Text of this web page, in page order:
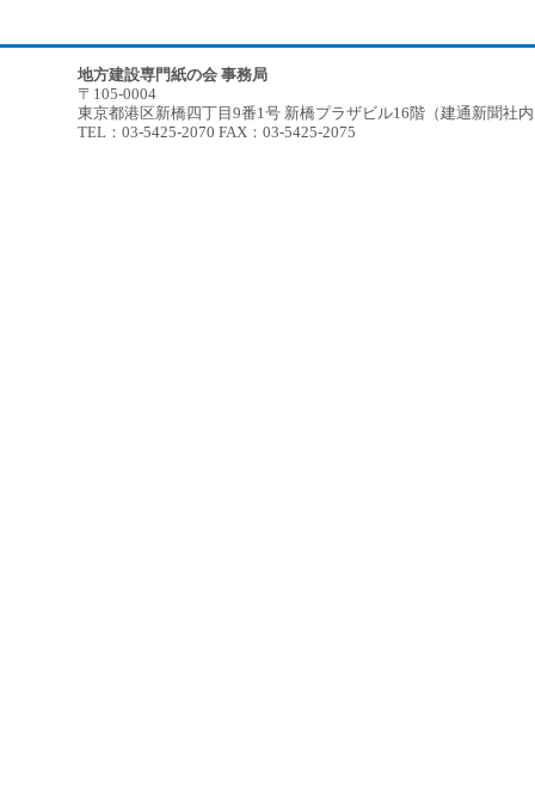
地方建設専門紙の会 事務局
〒105-0004
東京都港区新橋四丁目9番1号 新橋プラザビル16階（建通新聞社
TEL：03-5425-2070 FAX：03-5425-2075